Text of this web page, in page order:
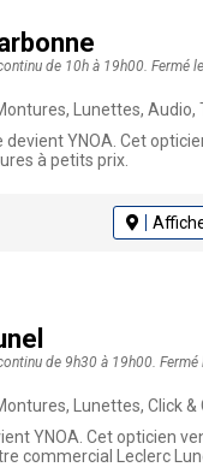
de 10h à 19h00. Fermé
Lunettes,
devient YNOA. Cet
à petits prix.
de 9h30 à 19h00. Fermé
Lunettes, Click &
YNOA. Cet opticien
commercial Leclerc